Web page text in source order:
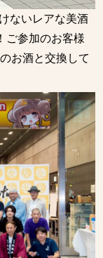
ないレアな美酒
ご参加のお客様
お酒と交換して